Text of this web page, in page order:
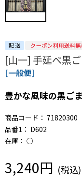
[山一] 手延べ黒
[一般便]
豊かな風味の黒
商品コード： 71820300
品番1： D602
在庫： ○
3,240円